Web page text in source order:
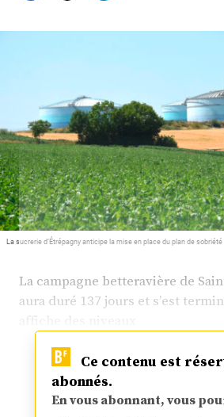
Chasse
Plus
Abonnez-vous
La sucrerie d’Étrépagny anticipe la mise en place du plan de
La campagne betteravière de
aura duré 137 jours et s’est
Ce contenu est
abonnés.
En vous abonnant, vous